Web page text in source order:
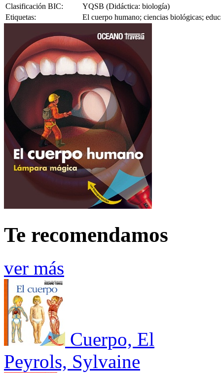
Clasificación BIC:
YQSB (Didáctica: biología)
Etiquetas:
El cuerpo humano; ciencias biológicas;
Te recomendamos
ver más
Cuerpo, El
Peyrols, Sylvaine